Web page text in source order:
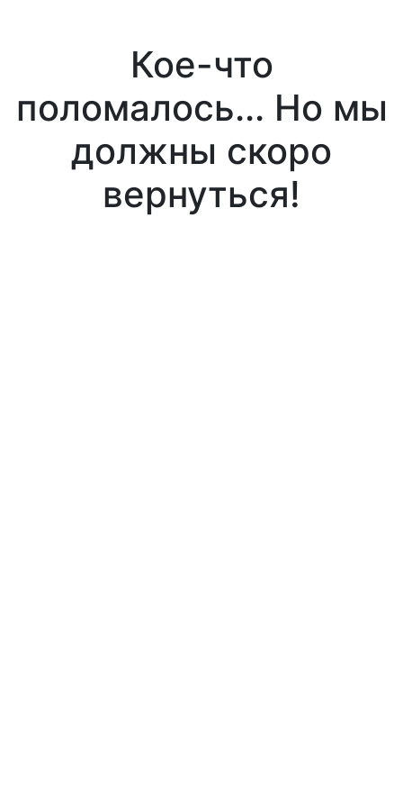
Кое-что
поломалось... Но мы
должны скоро
вернуться!